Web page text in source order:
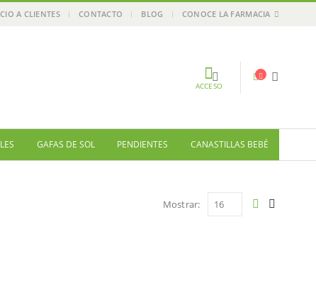
A CLIENTES CONTACTO BLOG CONOCE LA FARMACIA
ACCESO
GAFAS DE SOL PENDIENTES CANASTILLAS BEBÉ
Mostrar: